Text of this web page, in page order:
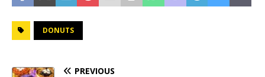
DONUTS
PREVIOUS